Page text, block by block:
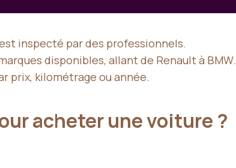
inspecté par des professionnels.
disponibles, allant de Renault à BMW.
prix, kilométrage ou année.
acheter une voiture ?